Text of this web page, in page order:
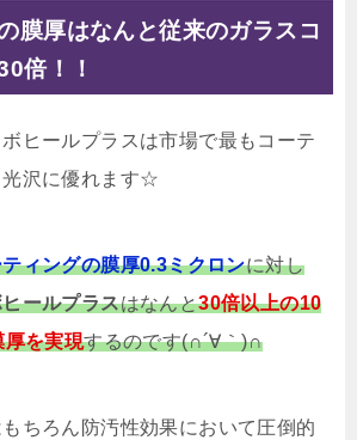
膜厚はなんと従来のガラスコ
倍！！
ヒールプラスは市場で最もコーテ
光沢に優れます☆
ィングの膜厚0.3ミクロンに対し
ールプラスはなんと30倍以上の10
厚を実現するのです(∩´∀｀)∩
ちろん防汚性効果において圧倒的